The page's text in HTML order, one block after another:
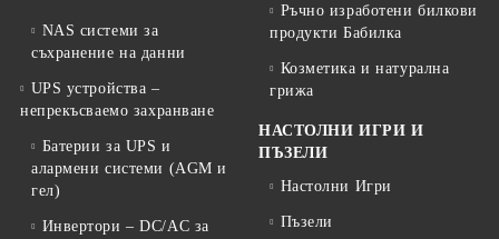
NAS системи за
съхранение на данни
UPS устройства –
непрекъсваемо захранване
Батерии за UPS и
алармени системи (AGM и
гел)
Инвертори – DC/AC за
Ръчно изработени билкови
продукти Бабилка
Козметика и натурална
грижа
НАСТОЛНИ ИГРИ И
ПЪЗЕЛИ
Настолни Игри
Пъзели